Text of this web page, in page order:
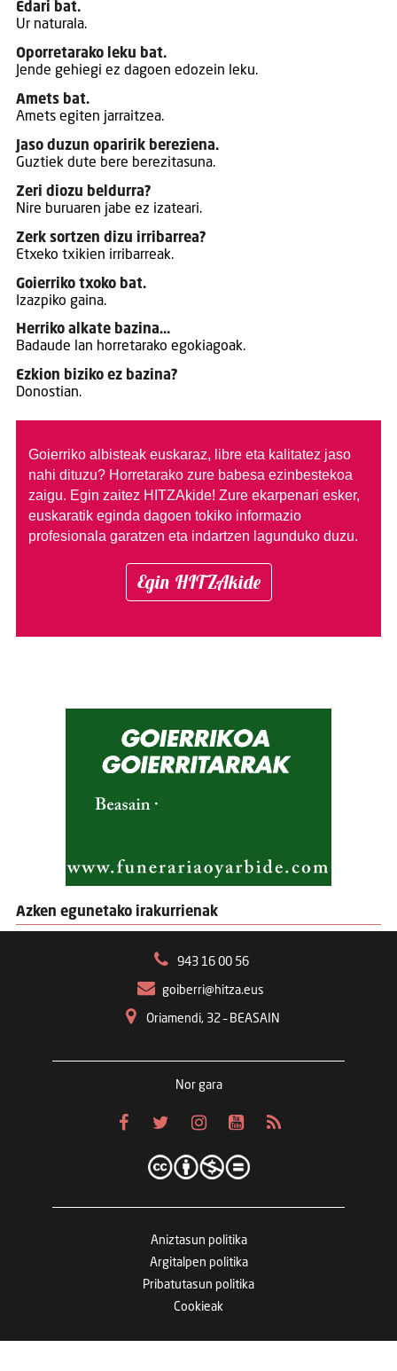
Edari bat.
Ur naturala.
Oporretarako leku bat.
Jende gehiegi ez dagoen edozein leku.
Amets bat.
Amets egiten jarraitzea.
Jaso duzun oparirik bereziena.
Guztiek dute bere berezitasuna.
Zeri diozu beldurra?
Nire buruaren jabe ez izateari.
Zerk sortzen dizu irribarrea?
Etxeko txikien irribarreak.
Goierriko txoko bat.
Izazpiko gaina.
Herriko alkate bazina…
Badaude lan horretarako egokiagoak.
Ezkion biziko ez bazina?
Donostian.
Goierriko albisteak euskaraz, libre eta kalitatez jaso
nahi dituzu? Horretarako zure babesa ezinbestekoa
zaigu. Egin zaitez HITZAkide! Zure ekarpenari esker,
euskaratik eginda dagoen tokiko informazio
profesionala garatzen eta indartzen lagunduko duzu.
Egin HITZAkide
Azken egunetako irakurrienak
943 16 00 56
goiberri@hitza.eus
Oriamendi, 32 – BEASAIN
Nor gara
Aniztasun politika
Argitalpen politika
Pribatutasun politika
Cookieak